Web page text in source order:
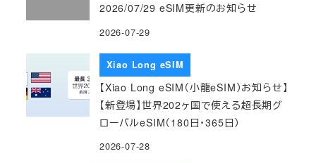
2026/07/29 eSIM更新のお知らせ
2026-07-29
Xiao Long eSIM
【Xiao Long eSIM（小龍eSIM）お知らせ】
【新登場】世界202ヶ国で使える超長期グ
ローバルeSIM（180日・365日）
2026-07-28